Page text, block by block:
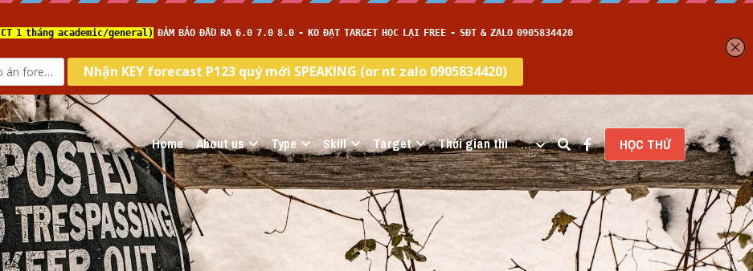
.com Home About us Type Skill Target Thời gian thi … HỌC THỬ